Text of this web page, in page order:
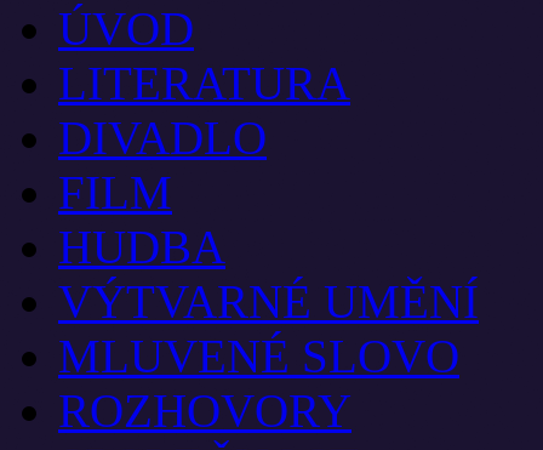
ÚVOD
LITERATURA
DIVADLO
FILM
HUDBA
VÝTVARNÉ UMĚNÍ
MLUVENÉ SLOVO
ROZHOVORY